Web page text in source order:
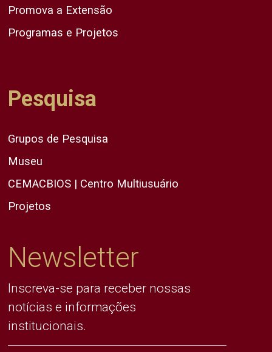
Promova a Extensão
Programas e Projetos
Pesquisa
Grupos de Pesquisa
Museu
CEMACBIOS | Centro Multiusuário
Projetos
Newsletter
Inscreva-se para receber nossas
notícias e informações
institucionais.